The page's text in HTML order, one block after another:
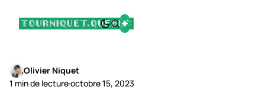
Olivier Niquet
1 min de lecture·octobre 15, 2023